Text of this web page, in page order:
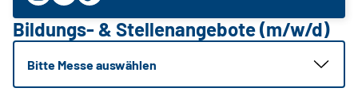
Bildungs- & Stellenangebote (m/w/d)
Bitte Messe auswählen